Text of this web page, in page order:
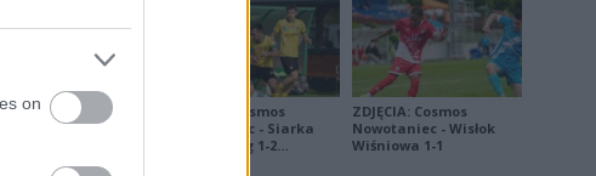
on
ZDJĘCIA: Cosmos
Nowotaniec - Siarka
Tarnobrzeg 1-2
ZDJĘCIA: Cosmos
Nowotaniec - Wisłok
Wiśniowa 1-1